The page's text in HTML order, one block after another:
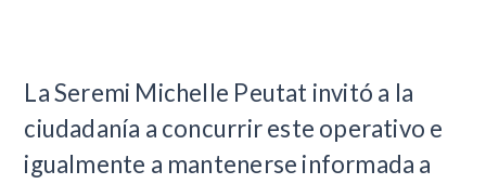
La Seremi Michelle Peutat invitó a la
ciudadanía a concurrir este operativo e
igualmente a mantenerse informada a